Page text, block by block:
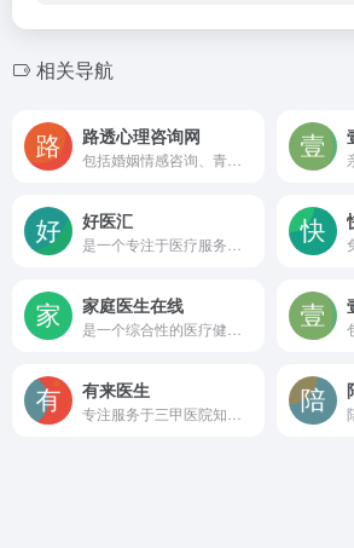
相关导航
路透心理咨询网
好医汇
家庭医生在线
有来医生